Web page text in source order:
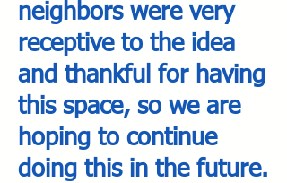
neighbors were very
receptive to the idea
and thankful for having
this space, so we are
hoping to continue
doing this in the future.